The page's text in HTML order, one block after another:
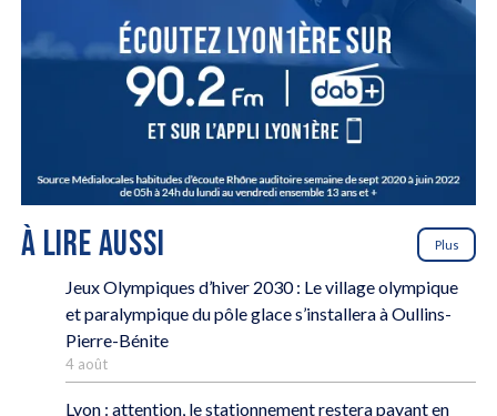
À LIRE AUSSI Plus
Jeux Olympiques d’hiver 2030 : Le village olympique
et paralympique du pôle glace s’installera à Oullins-
Pierre-Bénite
4 août
Lyon : attention, le stationnement restera payant en